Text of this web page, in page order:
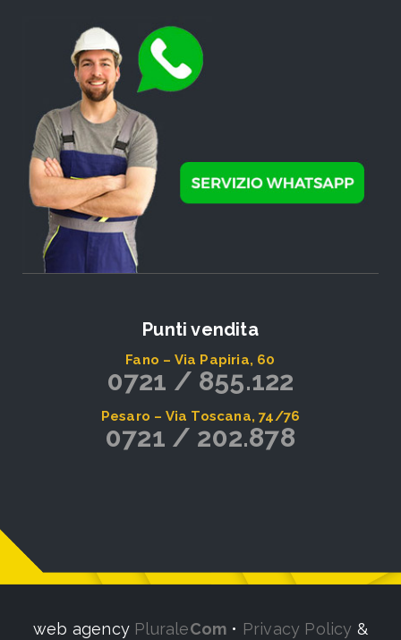
Punti vendita
Fano – Via Papiria, 60
0721 / 855.122
Pesaro – Via Toscana, 74/76
0721 / 202.878
web agency PluraleCom • Privacy Policy &